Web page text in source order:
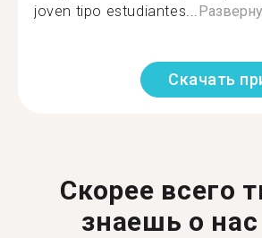
joven tipo estudiantes...
Скачать
Скорее всего
знаешь о нас